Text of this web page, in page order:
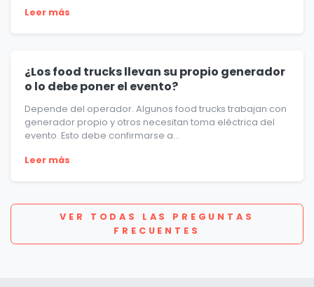
Leer más
¿Los food trucks llevan su propio generador
o lo debe poner el evento?
Depende del operador. Algunos food trucks trabajan con
generador propio y otros necesitan toma eléctrica del
evento. Esto debe confirmarse a...
Leer más
VER TODAS LAS PREGUNTAS
FRECUENTES